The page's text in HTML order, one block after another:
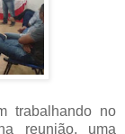
trabalhando no
reunião, uma